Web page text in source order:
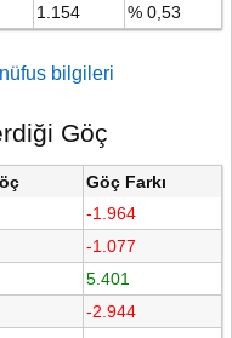
1.154 % 0,53
nüfus bilgileri
Göç
Göç Farkı
-1.964
-1.077
5.401
-2.944